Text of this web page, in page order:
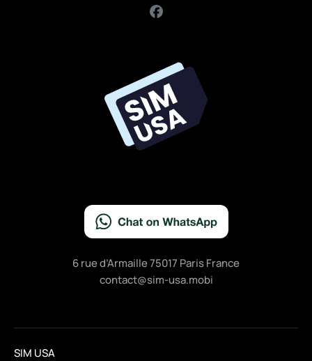
F
a
o
o
k
6 rue d’Armaille 75017 Paris France
contact@sim-usa.mobi
SIM USA